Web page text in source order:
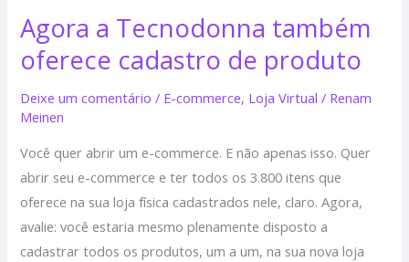
Agora a Tecnodonna também
oferece cadastro de produto
Deixe um comentário / E-commerce, Loja Virtual / Renam
Meinen
Você quer abrir um e-commerce. E não apenas isso. Quer
abrir seu e-commerce e ter todos os 3.800 itens que
oferece na sua loja física cadastrados nele, claro. Agora,
avalie: você estaria mesmo plenamente disposto a
cadastrar todos os produtos, um a um, na sua nova loja